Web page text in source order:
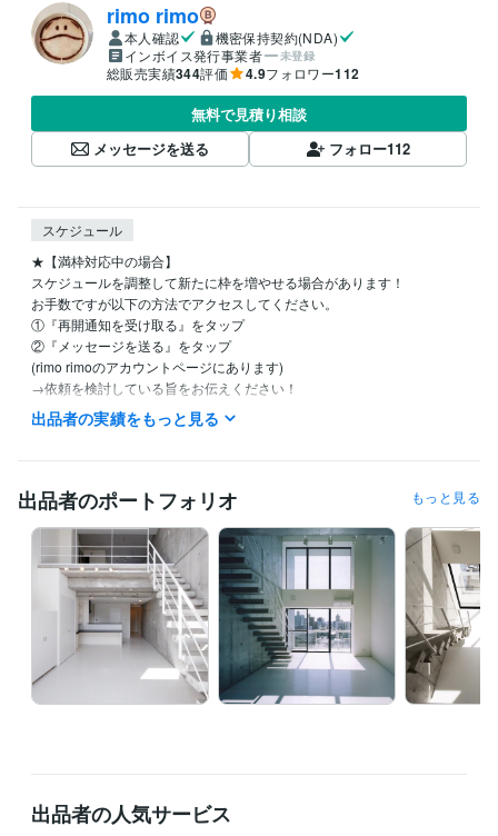
rimo rimo
本人確認
機密保持契約(NDA)
インボイス発行事業者
未登録
総販売実績344評価 4.9フォロワー112
無料で見積り相談
メッセージを送る
フォロー112
スケジュール
★【満枠対応中の場合】
スケジュールを調整して新たに枠を増やせる場合があります！
お手数ですが以下の方法でアクセスしてください。
①『再開通知を受け取る』をタップ
②『メッセージを送る』をタップ
(rimo rimoのアカウントページにあります)
→依頼を検討している旨をお伝えください！
＊②の方が優先的にご案内できます。
ご購入前に必ずメッセージにてお伝えください。
お急ぎのご対応が可能かどうか、スケジュールをご確認いたします。
経験職種
不動産 / 不動産企画・不動産開発 経験年数 : 15年
建築・土木・施工管理 / 設計・積算・測量 経験年数 : 23年
建築・土木・施工管理 / 設計監理 経験年数 : 23年
建築・土木・施工管理 / 施工管理・監理 経験年数 : 15年
受賞歴
防火安全技術者適切功労 防火安全技術者適切功労
出品者の実績をもっと見る
出品者のポートフォリオ もっと見る
出品者の人気サービス